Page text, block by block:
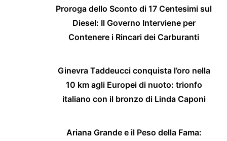
Proroga dello Sconto di 17 Centesimi sul
Diesel: Il Governo Interviene per
Contenere i Rincari dei Carburanti
Ginevra Taddeucci conquista l’oro nella
10 km agli Europei di nuoto: trionfo
italiano con il bronzo di Linda Caponi
Ariana Grande e il Peso della Fama: